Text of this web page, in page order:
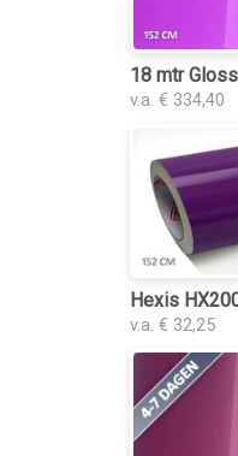
18 mtr
v.a. € 334,40
Hexis
v.a. € 32,25